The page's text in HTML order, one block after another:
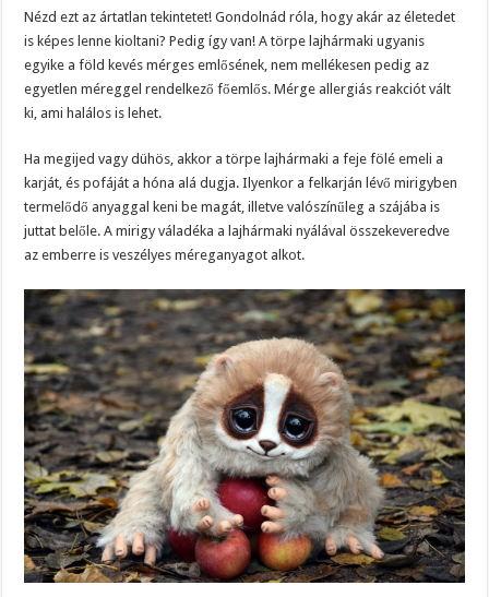
Nézd ezt az ártatlan tekintetet! Gondolnád róla, hogy akár az életedet
is képes lenne kioltani? Pedig így van! A törpe lajhármaki ugyanis
egyike a föld kevés mérges emlősének, nem mellékesen pedig az
egyetlen méreggel rendelkező főemlős. Mérge allergiás reakciót vált
ki, ami halálos is lehet.
Ha megijed vagy dühös, akkor a törpe lajhármaki a feje fölé emeli a
karját, és pofáját a hóna alá dugja. Ilyenkor a felkarján lévő mirigyben
termelődő anyaggal keni be magát, illetve valószínűleg a szájába is
juttat belőle. A mirigy váladéka a lajhármaki nyálával összekeveredve
az emberre is veszélyes méreganyagot alkot.